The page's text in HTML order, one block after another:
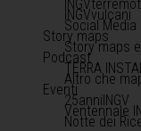
INGVvulcani
Social Media
Story maps
Story maps
Podcast
TERRA
Altro che
Eventi
25anniINGV
Ventennale
Notte dei